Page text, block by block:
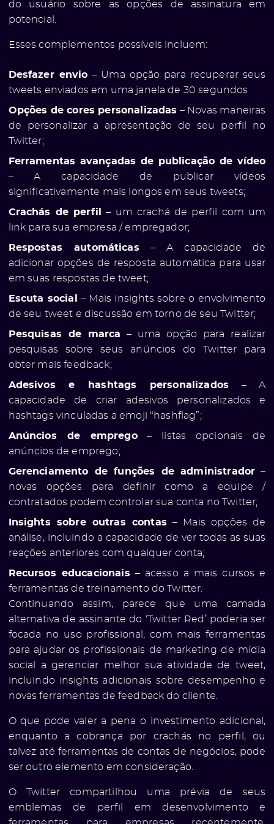
do usuário sobre as opções de assinatura em
potencial.
Esses complementos possíveis incluem:
Desfazer envio – Uma opção para recuperar seus
tweets enviados em uma janela de 30 segundos
Opções de cores personalizadas – Novas maneiras
de personalizar a apresentação de seu perfil no
Twitter;
Ferramentas avançadas de publicação de vídeo
– A capacidade de publicar vídeos
significativamente mais longos em seus tweets;
Crachás de perfil
– um crachá de perfil com um
link para sua empresa / empregador;
Respostas automáticas – A capacidade de
adicionar opções de resposta automática para usar
em suas respostas de tweet;
Escuta social
– Mais insights sobre o envolvimento
de seu tweet e discussão em torno de seu Twitter;
Pesquisas de marca – uma opção para realizar
pesquisas sobre seus anúncios do Twitter para
obter mais feedback;
Adesivos e hashtags personalizados – A
capacidade de criar adesivos personalizados e
hashtags vinculadas a emoji “hashflag”;
Anúncios de emprego– listas opcionais de
anúncios de emprego;
Gerenciamento de funções de administrador –
novas opções para definir como a equipe /
contratados podem controlar sua conta no Twitter;
Insights sobre outras contas – Mais opções de
análise, incluindo a capacidade de ver todas as suas
reações anteriores com qualquer conta;
Recursos educacionais – acesso a mais cursos e
ferramentas de treinamento do Twitter.
Continuando assim, parece que uma camada
alternativa de assinante do ‘Twitter Red’ poderia ser
focada no uso profissional, com mais ferramentas
para ajudar os profissionais de marketing de mídia
social a gerenciar melhor sua atividade de tweet,
incluindo insights adicionais sobre desempenho e
novas ferramentas de feedback do cliente.
O que pode valer a pena o investimento adicional,
enquanto a cobrança por crachás no perfil, ou
talvez até ferramentas de contas de negócios, pode
ser outro elemento em consideração.
O Twitter compartilhou uma prévia de seus
emblemas de perfil em desenvolvimento e